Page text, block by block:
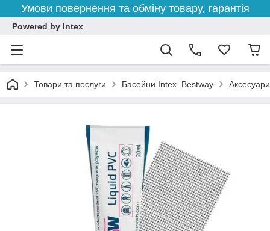
Умови повернення та обміну товару, гарантія
Powered by Intex
Товари та послуги Басейни Intex, Bestway